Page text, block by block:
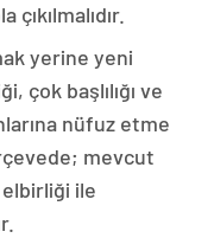
yerine yeni
çok başlılığı ve
nüfuz etme
mevcut
ile